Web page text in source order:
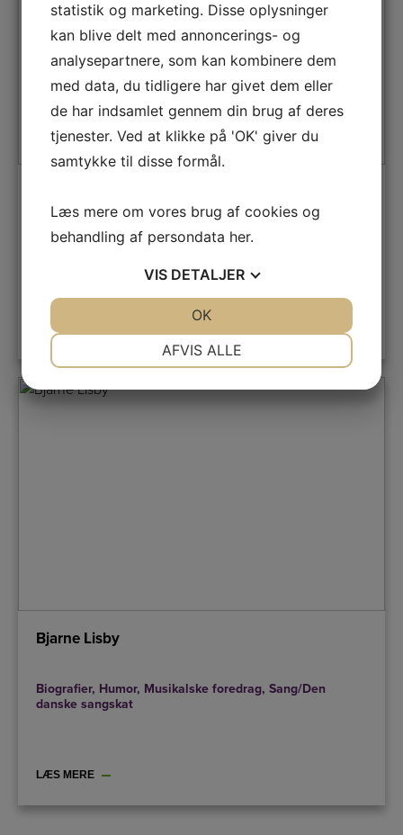
Anden verdenskrig ,Biografier,Historiske romaner
LÆS MERE
Bjarne Lisby
Biografier, Humor, Musikalske foredrag, Sang/Den
danske sangskat
LÆS MERE
statistik og marketing. Disse oplysninger
kan blive delt med annoncerings- og
analysepartnere, som kan kombinere dem
med data, du tidligere har givet dem eller
de har indsamlet gennem din brug af deres
tjenester. Ved at klikke på 'OK' giver du
samtykke til disse formål.
Læs mere om vores brug af cookies og
behandling af persondata her.
VIS DETALJER
AFVIS ALLE
OK